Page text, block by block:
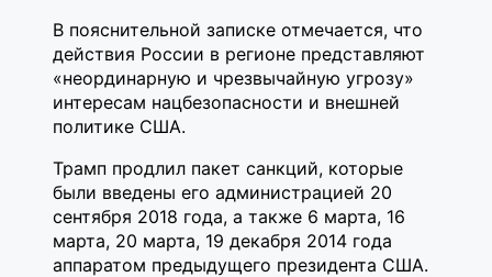
В пояснительной записке отмечается, что
действия России в регионе представляют
«неординарную и чрезвычайную угрозу»
интересам нацбезопасности и внешней
политике США.
Трамп продлил пакет санкций, которые
были введены его администрацией 20
сентября 2018 года, а также 6 марта, 16
марта, 20 марта, 19 декабря 2014 года
аппаратом предыдущего президента США.